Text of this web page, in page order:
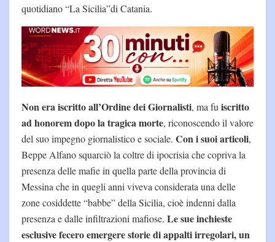
quotidiano “La Sicilia”di Catania.
Non era iscritto all’Ordine dei Giornalisti, ma fu iscritto
ad honorem dopo la tragica morte, riconoscendo il valore
del suo impegno giornalistico e sociale. Con i suoi articoli,
Beppe Alfano squarciò la coltre di ipocrisia che copriva la
presenza delle mafie in quella parte della provincia di
Messina che in quegli anni viveva considerata una delle
zone cosiddette “babbe” della Sicilia, cioè indenni dalla
presenza e dalle infiltrazioni mafiose. Le sue inchieste
esclusive fecero emergere storie di appalti irregolari, un